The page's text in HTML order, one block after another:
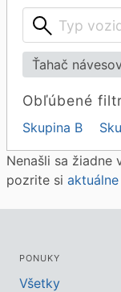
Ťahač návesov
Obľúbené
Skupina B
Nenašli sa žiadne
pozrite si
PONUKY
Všetky